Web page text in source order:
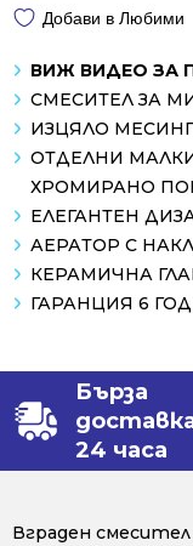
Добави в Любими
ВИЖ ВИДЕО ЗА
СМЕСИТЕЛ ЗА
ИЗЦЯЛО
ОТДЕЛНИ
ХРОМИРАНО
ЕЛЕГАНТЕН
АЕРАТОР С
КЕРАМИЧНА
ГАРАНЦИЯ 6
Бърза
24 часа
Вграден